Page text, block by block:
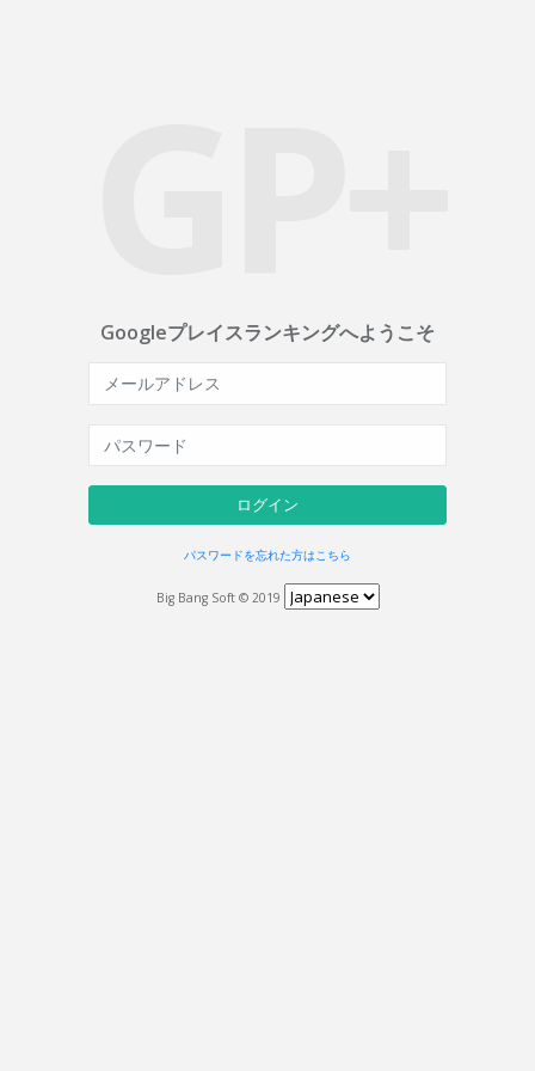
Googleプレイスランキングへようこそ
ログイン
パスワードを忘れた方はこちら
Big Bang Soft © 2019